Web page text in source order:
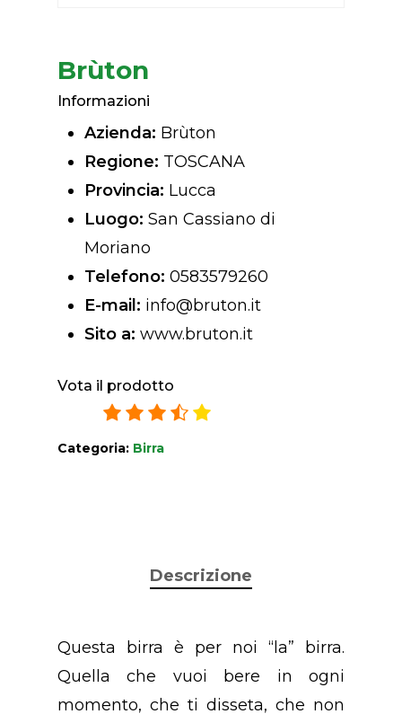
Brùton
Informazioni
Azienda: Brùton
Regione: TOSCANA
Provincia: Lucca
Luogo: San Cassiano di
Moriano
Telefono: 0583579260
E-mail: info@bruton.it
Sito a: www.bruton.it
Vota il prodotto
Categoria: Birra
Descrizione
Questa birra è per noi “la” birra.
Quella che vuoi bere in ogni
momento, che ti disseta, che non